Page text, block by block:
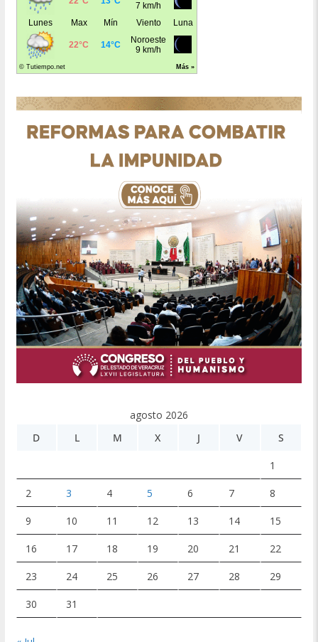
agosto 2026
D
L M X J V S
1
2 3 4 5 6 7 8
9 10 11 12 13 14 15
16 17 18 19 20 21 22
23 24 25 26 27 28 29
30 31